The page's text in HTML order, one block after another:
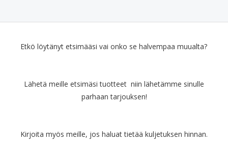
Etkö löytänyt etsimääsi vai onko se halvempaa muualta?
Lähetä meille etsimäsi tuotteet niin lähetämme sinulle
parhaan tarjouksen!
Kirjoita myös meille, jos haluat tietää kuljetuksen hinnan.